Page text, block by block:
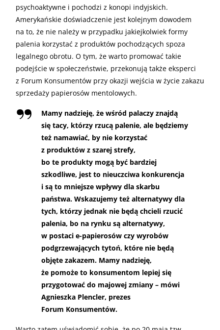
psychoaktywne i pochodzi z konopi indyjskich.
Amerykańskie doświadczenie jest kolejnym dowodem
na to, że nie należy w przypadku jakiejkolwiek formy
palenia korzystać z produktów pochodzących spoza
legalnego obrotu. O tym, że warto promować takie
podejście w społeczeństwie, przekonują także eksperci
z Forum Konsumentów przy okazji wejścia w życie zakazu
sprzedaży papierosów mentolowych.
Mamy nadzieję, że wśród palaczy znajdą
się tacy, którzy rzucą palenie, ale będziemy
też namawiać, by nie korzystać
z produktów z szarej strefy,
bo te produkty mogą być bardziej
szkodliwe, jest to nieuczciwa konkurencja
i są to mniejsze wpływy dla skarbu
państwa. Wskazujemy też alternatywy dla
tych, którzy jednak nie będą chcieli rzucić
palenia, bo na rynku są alternatywy,
w postaci e-papierosów czy wyrobów
podgrzewających tytoń, które nie będą
objęte zakazem. Mamy nadzieję,
że pomoże to konsumentom lepiej się
przygotować do majowej zmiany – mówi
Agnieszka Plencler, prezes
Forum Konsumentów.